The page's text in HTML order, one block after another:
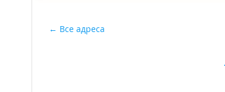
Все адреса